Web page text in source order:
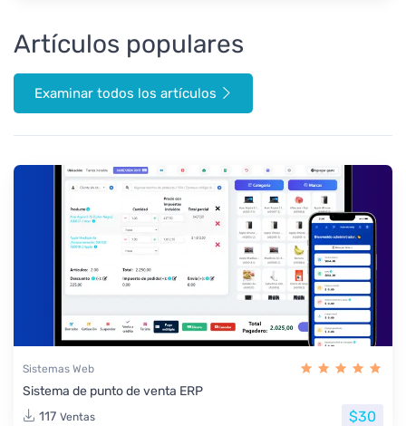
Artículos populares
Examinar todos los artículos
Sistemas Web
Sistema de punto de venta ERP
117 Ventas $30